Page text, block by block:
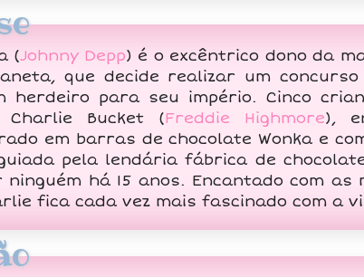
(Johnny Depp) é o excêntrico dono da
que decide realizar um
herdeiro para seu império. Cinco
Bucket (Freddie Highmore),
em barras de chocolate Wonka e
pela lendária fábrica de
há 15 anos. Encantado com as
fica cada vez mais fascinado com a